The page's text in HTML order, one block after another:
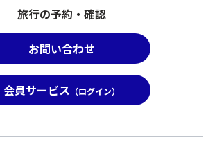
旅行の予約・確認
お問い合わせ
会員サービス （ログイン）